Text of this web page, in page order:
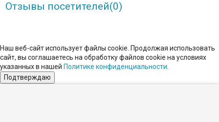
Отзывы посетителей(0)
Наш веб-сайт использует файлы cookie. Продолжая использовать
сайт, вы соглашаетесь на обработку файлов сookie на условиях
указанных в нашей Политике конфиденциальности.
Подтверждаю